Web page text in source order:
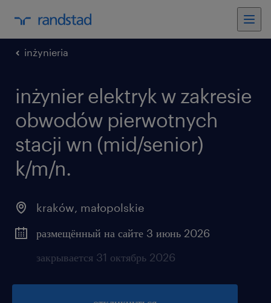
inżynieria
inżynier elektryk w zakresie
obwodów pierwotnych
stacji wn (mid/senior)
k/m/n.
kraków, małopolskie
размещённый на сайте 3 июнь 2026
закрывается 31 октябрь 2026